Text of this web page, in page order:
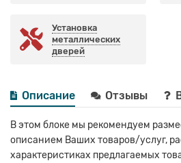
Установка
металлических
дверей
Описание Отзывы
В этом блоке мы рекомендуем
описанием Ваших товаров/услуг,
характеристиках предлагаемых